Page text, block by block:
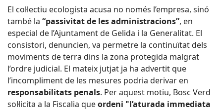
El col·lectiu ecologista acusa no només l’empresa, sinó
també la “passivitat de les administracions”, en
especial de l’Ajuntament de Gelida i la Generalitat. El
consistori, denuncien, va permetre la continuïtat dels
moviments de terra dins la zona protegida malgrat
l’ordre judicial. El mateix jutjat ja ha advertit que
l’incompliment de les mesures podria derivar en
responsabilitats penals. Per aquest motiu, Bosc Verd
sol·licita a la Fiscalia queordeni "l’aturada immediata